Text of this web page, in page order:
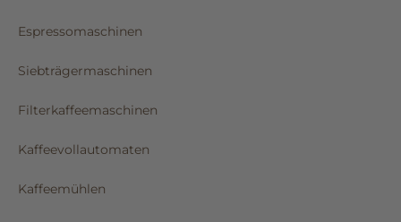
Espressomaschinen
Siebträgermaschinen
Filterkaffeemaschinen
Kaffeevollautomaten
Kaffeemühlen